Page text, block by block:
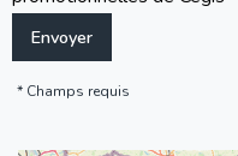
Champs requis